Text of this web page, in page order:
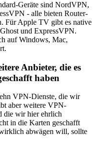
Geräte sind NordVPN,
- alle bieten Router-
Für Apple TV gibt es native
und ExpressVPN.
auf Windows, Mac,
Anbieter, die es
haben
VPN-Dienste, die wir
aber weitere VPN-
die wir hier ehrlich
in die Karten geschafft
abwägen will, sollte